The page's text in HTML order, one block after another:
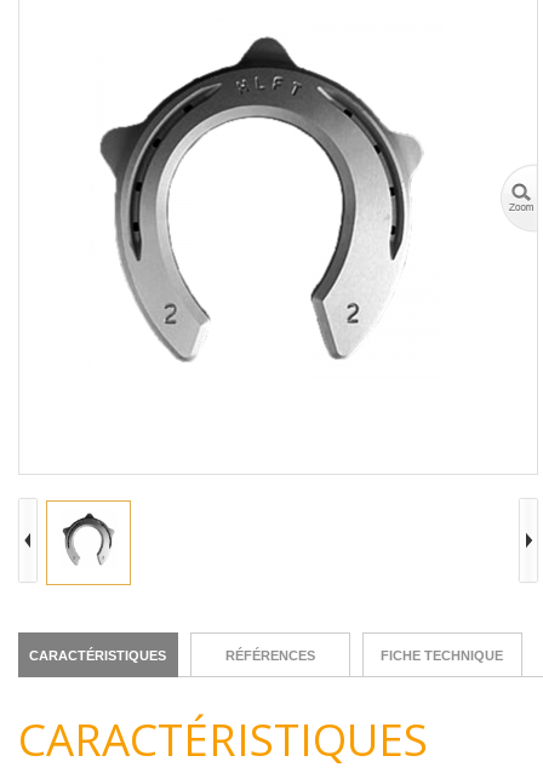
CARACTÉRISTIQUES RÉFÉRENCES FICHE TECHNIQUE
CARACTÉRISTIQUES